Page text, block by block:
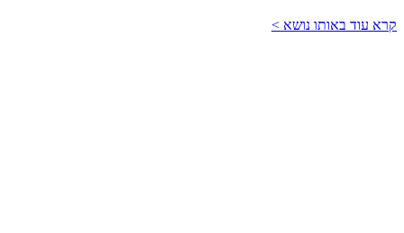
קרא עוד באותו נושא >